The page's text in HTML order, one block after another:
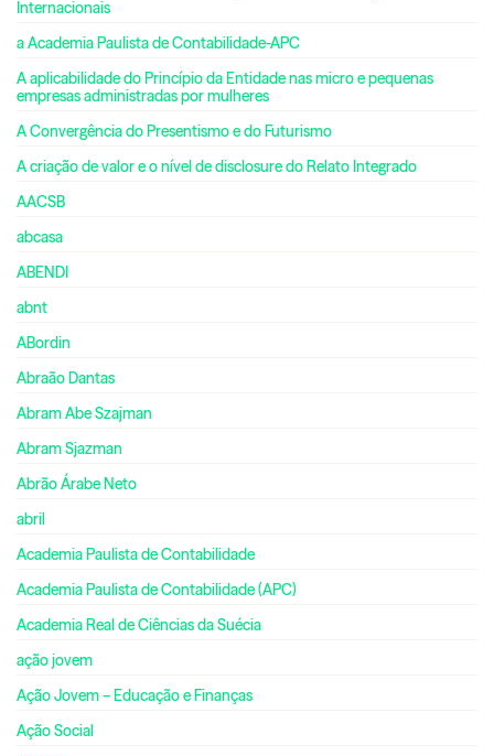
Internacionais
a Academia Paulista de Contabilidade-APC
A aplicabilidade do Princípio da Entidade nas micro e pequenas
empresas administradas por mulheres
A Convergência do Presentismo e do Futurismo
A criação de valor e o nível de disclosure do Relato Integrado
AACSB
abcasa
ABENDI
abnt
ABordin
Abraão Dantas
Abram Abe Szajman
Abram Sjazman
Abrão Árabe Neto
abril
Academia Paulista de Contabilidade
Academia Paulista de Contabilidade (APC)
Academia Real de Ciências da Suécia
ação jovem
Ação Jovem – Educação e Finanças
Ação Social